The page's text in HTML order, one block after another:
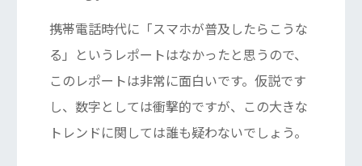
携帯電話時代に「スマホが普及したらこうな
る」というレポートはなかったと思うので、
このレポートは非常に面白いです。仮説です
し、数字としては衝撃的ですが、この大きな
トレンドに関しては誰も疑わないでしょう。